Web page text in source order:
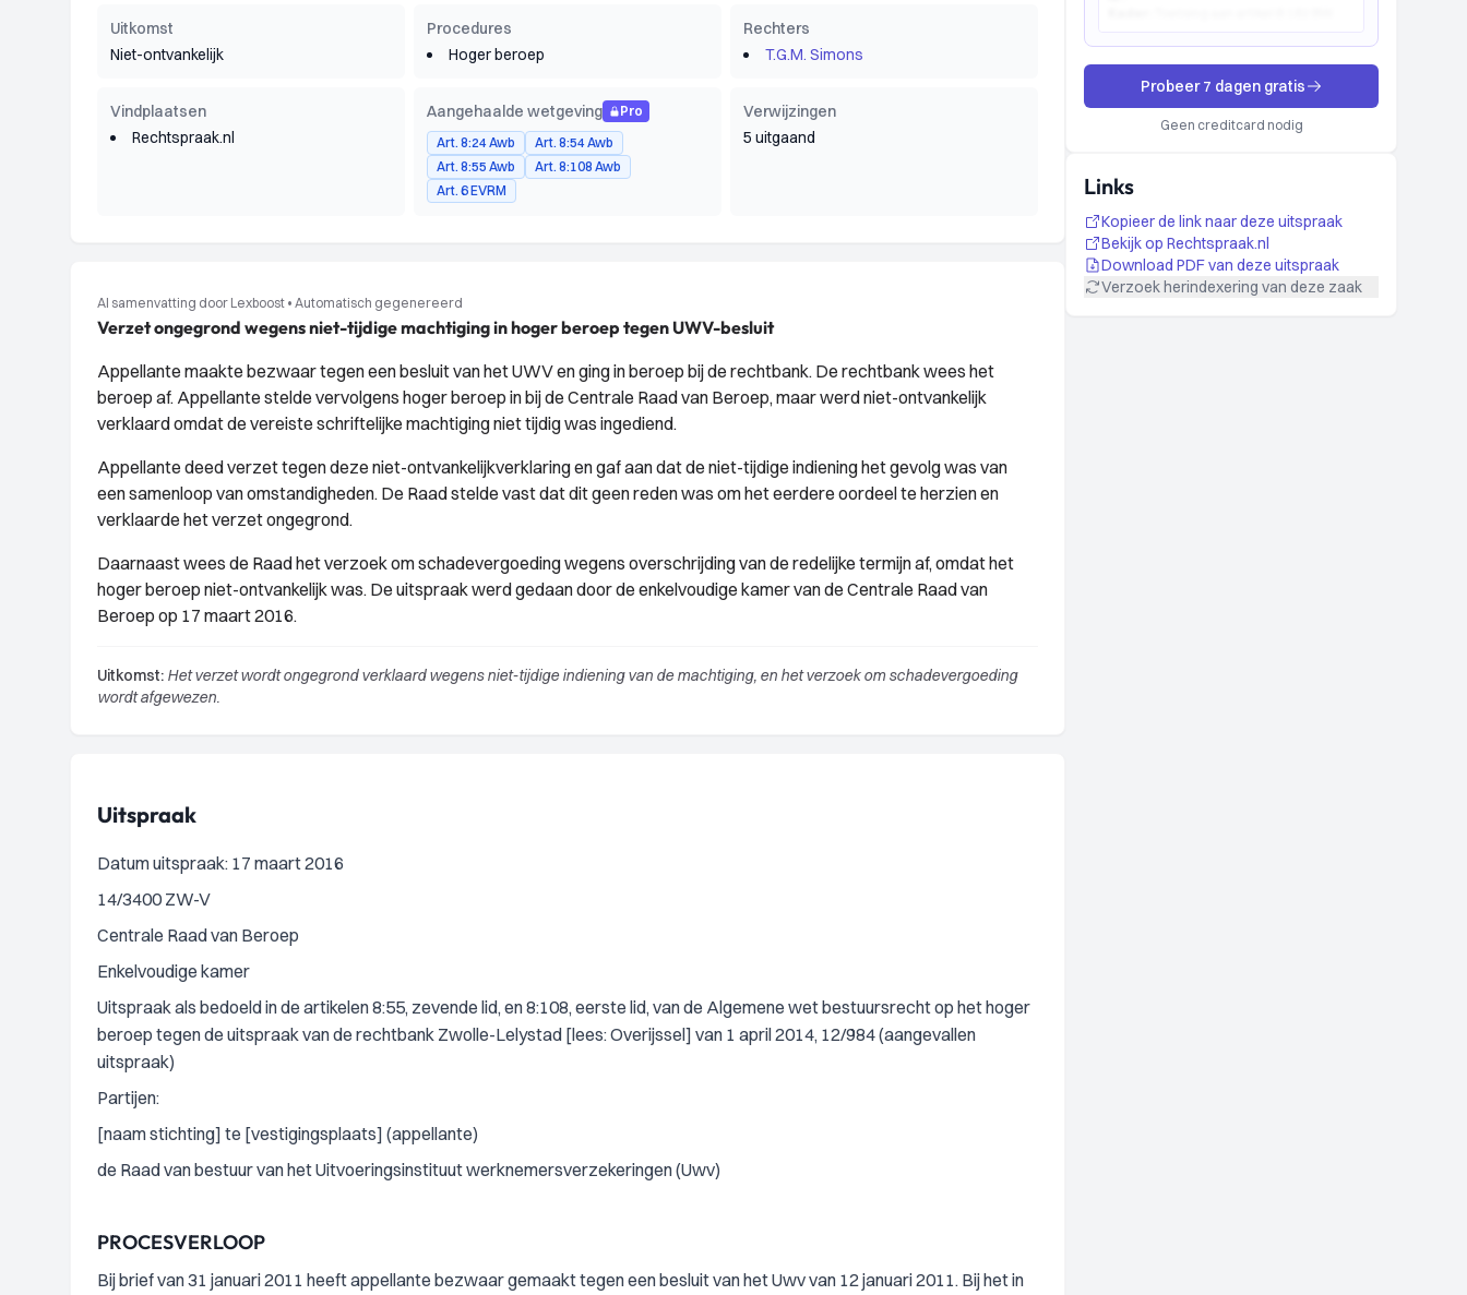
Uitkomst
Niet-ontvankelijk
Procedures
Hoger beroep
Rechters
T.G.M. Simons
Vindplaatsen
Rechtspraak.nl
Aangehaalde wetgeving
Pro
Art. 8:24 Awb
Art. 8:54 Awb
Art. 8:55 Awb
Art. 8:108 Awb
Art. 6 EVRM
Verwijzingen
5 uitgaand
AI samenvatting door Lexboost • Automatisch gegenereerd
Verzet ongegrond wegens niet-tijdige machtiging in hoger beroep tegen UWV-besluit
Appellante maakte bezwaar tegen een besluit van het UWV en ging in beroep bij de rechtbank. De rechtbank wees het
beroep af. Appellante stelde vervolgens hoger beroep in bij de Centrale Raad van Beroep, maar werd niet-ontvankelijk
verklaard omdat de vereiste schriftelijke machtiging niet tijdig was ingediend.
Appellante deed verzet tegen deze niet-ontvankelijkverklaring en gaf aan dat de niet-tijdige indiening het gevolg was van
een samenloop van omstandigheden. De Raad stelde vast dat dit geen reden was om het eerdere oordeel te herzien en
verklaarde het verzet ongegrond.
Daarnaast wees de Raad het verzoek om schadevergoeding wegens overschrijding van de redelijke termijn af, omdat het
hoger beroep niet-ontvankelijk was. De uitspraak werd gedaan door de enkelvoudige kamer van de Centrale Raad van
Beroep op 17 maart 2016.
Uitkomst: Het verzet wordt ongegrond verklaard wegens niet-tijdige indiening van de machtiging, en het verzoek om schadevergoeding
wordt afgewezen.
Uitspraak
Datum uitspraak: 17 maart 2016
14/3400 ZW-V
Centrale Raad van Beroep
Enkelvoudige kamer
Uitspraak als bedoeld in de artikelen 8:55, zevende lid, en 8:108, eerste lid, van de Algemene wet bestuursrecht op het hoger
beroep tegen de uitspraak van de rechtbank Zwolle-Lelystad [lees: Overijssel] van 1 april 2014, 12/984 (aangevallen
uitspraak)
Partijen:
[naam stichting] te [vestigingsplaats] (appellante)
de Raad van bestuur van het Uitvoeringsinstituut werknemersverzekeringen (Uwv)
PROCESVERLOOP
Bij brief van 31 januari 2011 heeft appellante bezwaar gemaakt tegen een besluit van het Uwv van 12 januari 2011. Bij het in
Probeer 7 dagen gratis
Geen creditcard nodig
Links
Kopieer de link naar deze uitspraak
Bekijk op Rechtspraak.nl
Download PDF van deze uitspraak
Verzoek herindexering van deze zaak